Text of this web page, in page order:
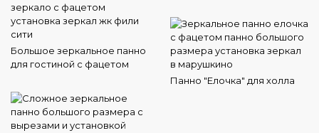
Большое зеркальное панно
для гостиной с фацетом
Панно "Елочка" для холла